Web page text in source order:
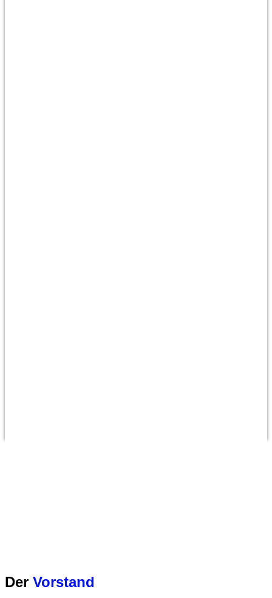
Der Vorstand